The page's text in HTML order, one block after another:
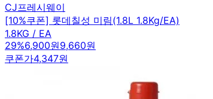
CJ프레시웨이
[10%쿠폰] 롯데칠성 미림(1.8L 1.8Kg/EA)
1.8KG / EA
29%6,900원9,660원
쿠폰가4,347원